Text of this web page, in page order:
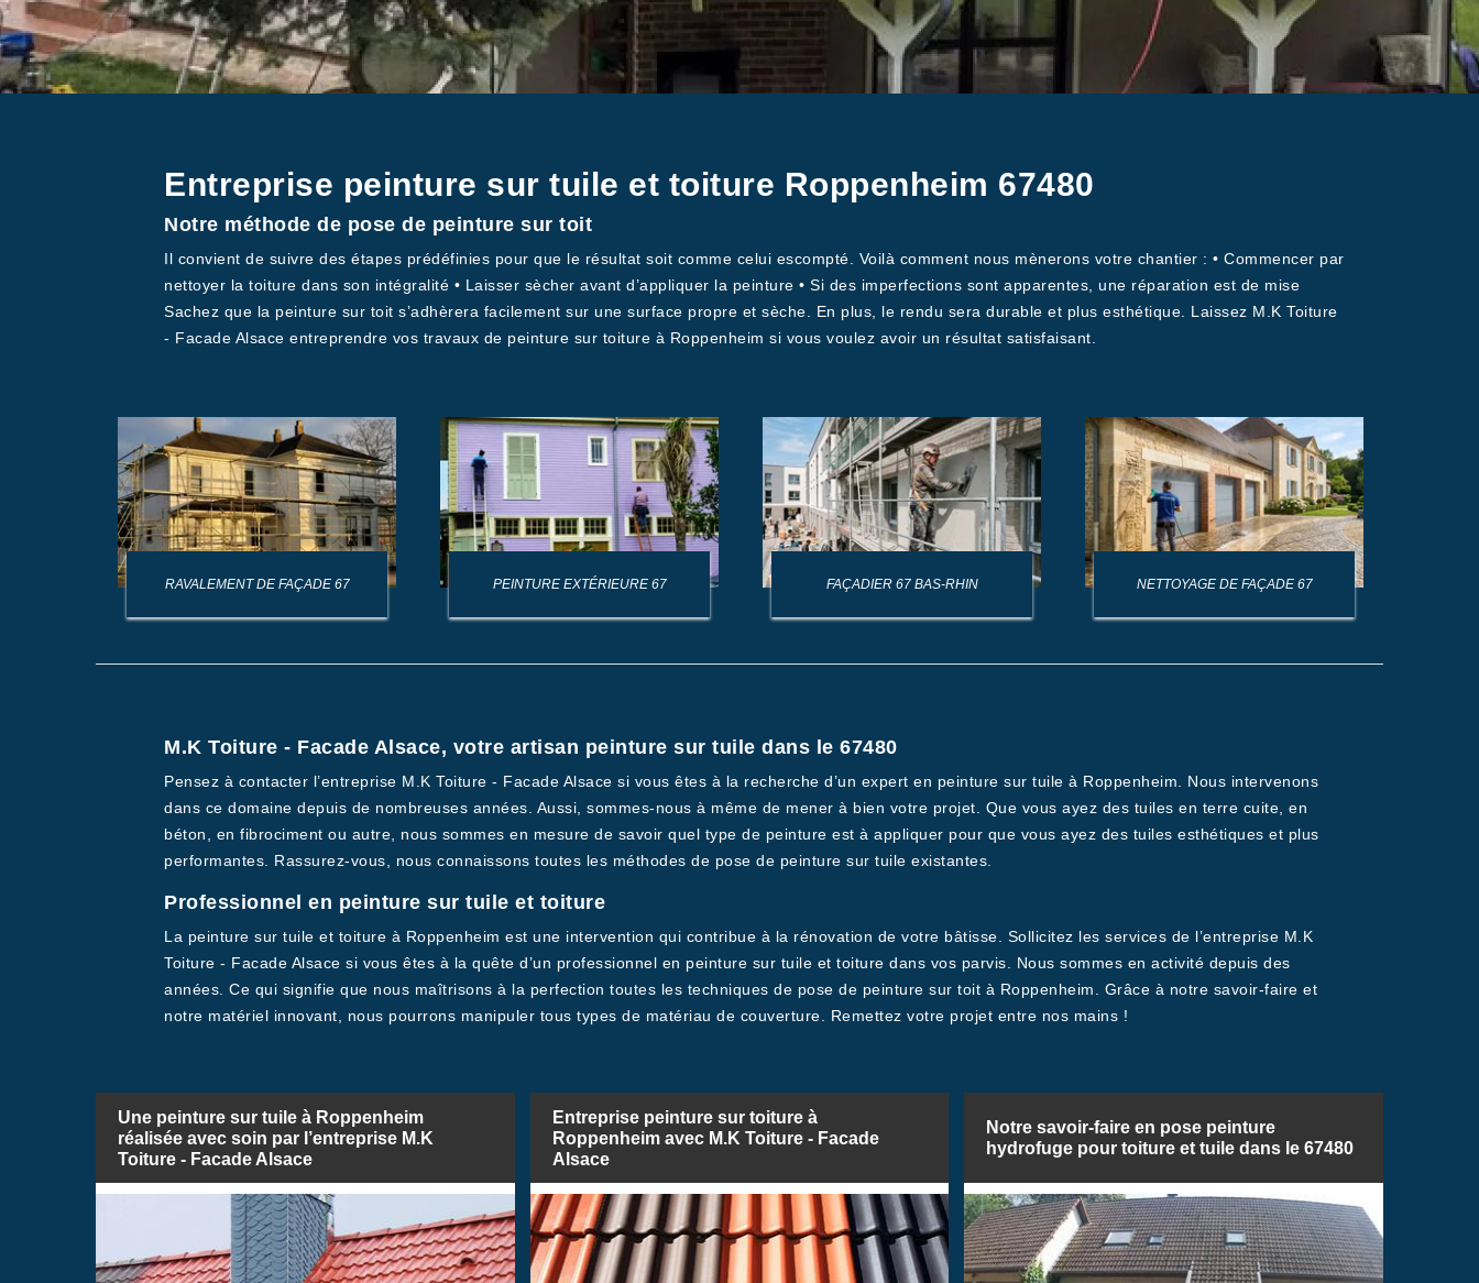
Entreprise peinture sur tuile et toiture Roppenheim 67480
Notre méthode de pose de peinture sur toit
Il convient de suivre des étapes prédéfinies pour que le résultat soit comme celui escompté. Voilà comment nous mènerons votre chantier : • Commencer par
nettoyer la toiture dans son intégralité • Laisser sècher avant d’appliquer la peinture • Si des imperfections sont apparentes, une réparation est de mise
Sachez que la peinture sur toit s’adhèrera facilement sur une surface propre et sèche. En plus, le rendu sera durable et plus esthétique. Laissez M.K Toiture
- Facade Alsace entreprendre vos travaux de peinture sur toiture à Roppenheim si vous voulez avoir un résultat satisfaisant.
RAVALEMENT DE FAÇADE 67 PEINTURE EXTÉRIEURE 67 FAÇADIER 67 BAS-RHIN NETTOYAGE DE FAÇADE 67
M.K Toiture - Facade Alsace, votre artisan peinture sur tuile dans le 67480
Pensez à contacter l’entreprise M.K Toiture - Facade Alsace si vous êtes à la recherche d’un expert en peinture sur tuile à Roppenheim. Nous intervenons
dans ce domaine depuis de nombreuses années. Aussi, sommes-nous à même de mener à bien votre projet. Que vous ayez des tuiles en terre cuite, en
béton, en fibrociment ou autre, nous sommes en mesure de savoir quel type de peinture est à appliquer pour que vous ayez des tuiles esthétiques et plus
performantes. Rassurez-vous, nous connaissons toutes les méthodes de pose de peinture sur tuile existantes.
Professionnel en peinture sur tuile et toiture
La peinture sur tuile et toiture à Roppenheim est une intervention qui contribue à la rénovation de votre bâtisse. Sollicitez les services de l’entreprise M.K
Toiture - Facade Alsace si vous êtes à la quête d’un professionnel en peinture sur tuile et toiture dans vos parvis. Nous sommes en activité depuis des
années. Ce qui signifie que nous maîtrisons à la perfection toutes les techniques de pose de peinture sur toit à Roppenheim. Grâce à notre savoir-faire et
notre matériel innovant, nous pourrons manipuler tous types de matériau de couverture. Remettez votre projet entre nos mains !
Une peinture sur tuile à Roppenheim
réalisée avec soin par l’entreprise M.K
Toiture - Facade Alsace
Entreprise peinture sur toiture à
Roppenheim avec M.K Toiture - Facade
Alsace
Notre savoir-faire en pose peinture
hydrofuge pour toiture et tuile dans le 67480